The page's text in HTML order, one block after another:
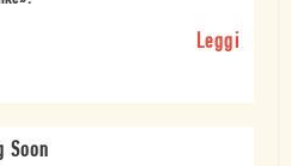
Leggi
Soon